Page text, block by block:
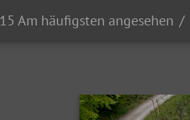
15 Am häufigsten angesehen